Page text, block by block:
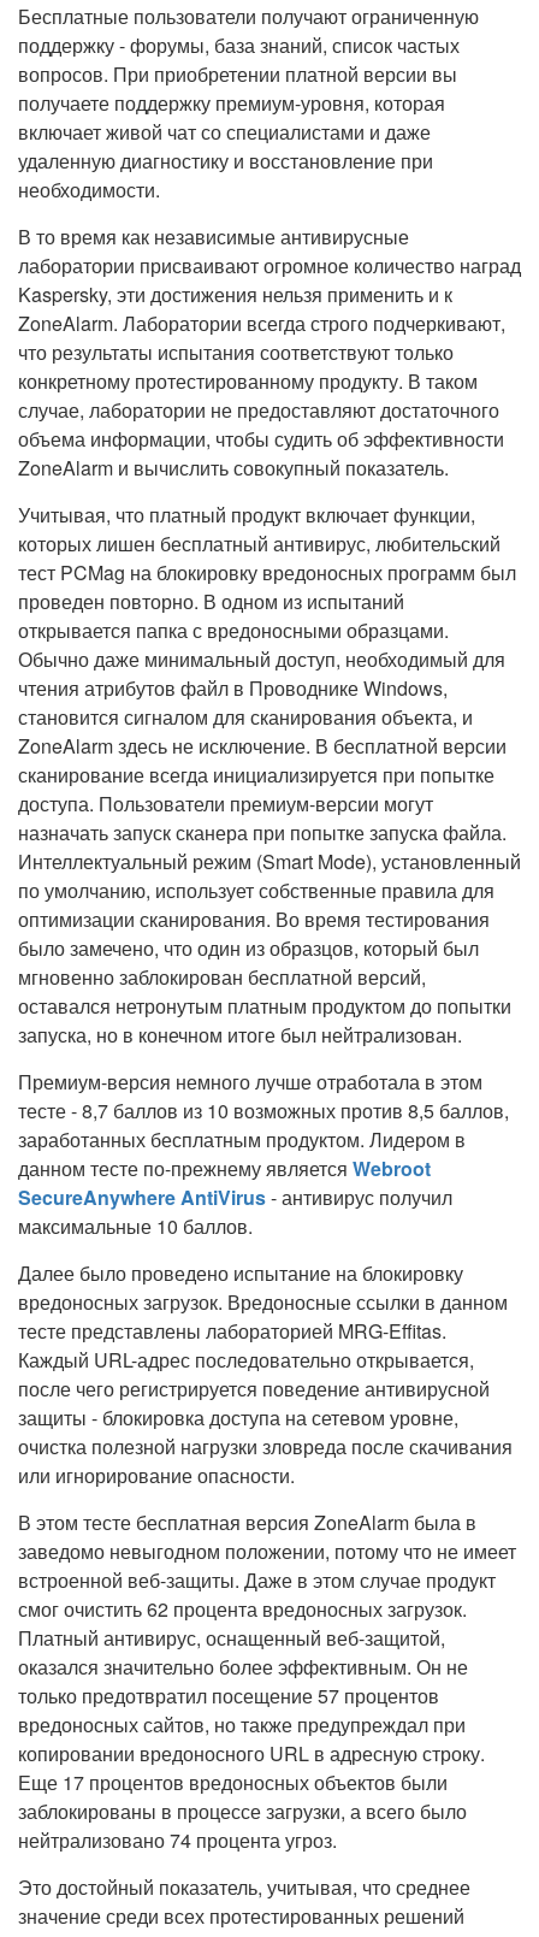
Бесплатные пользователи получают ограниченную
поддержку - форумы, база знаний, список частых
вопросов. При приобретении платной версии вы
получаете поддержку премиум-уровня, которая
включает живой чат со специалистами и даже
удаленную диагностику и восстановление при
необходимости.
В то время как независимые антивирусные
лаборатории присваивают огромное количество наград
Kaspersky, эти достижения нельзя применить и к
ZoneAlarm. Лаборатории всегда строго подчеркивают,
что результаты испытания соответствуют только
конкретному протестированному продукту. В таком
случае, лаборатории не предоставляют достаточного
объема информации, чтобы судить об эффективности
ZoneAlarm и вычислить совокупный показатель.
Учитывая, что платный продукт включает функции,
которых лишен бесплатный антивирус, любительский
тест PCMag на блокировку вредоносных программ был
проведен повторно. В одном из испытаний
открывается папка с вредоносными образцами.
Обычно даже минимальный доступ, необходимый для
чтения атрибутов файл в Проводнике Windows,
становится сигналом для сканирования объекта, и
ZoneAlarm здесь не исключение. В бесплатной версии
сканирование всегда инициализируется при попытке
доступа. Пользователи премиум-версии могут
назначать запуск сканера при попытке запуска файла.
Интеллектуальный режим (Smart Mode), установленный
по умолчанию, использует собственные правила для
оптимизации сканирования. Во время тестирования
было замечено, что один из образцов, который был
мгновенно заблокирован бесплатной версий,
оставался нетронутым платным продуктом до попытки
запуска, но в конечном итоге был нейтрализован.
Премиум-версия немного лучше отработала в этом
тесте - 8,7 баллов из 10 возможных против 8,5 баллов,
заработанных бесплатным продуктом. Лидером в
данном тесте по-прежнему является Webroot
SecureAnywhere AntiVirus- антивирус получил
максимальные 10 баллов.
Далее было проведено испытание на блокировку
вредоносных загрузок. Вредоносные ссылки в данном
тесте представлены лабораторией MRG-Effitas.
Каждый URL-адрес последовательно открывается,
после чего регистрируется поведение антивирусной
защиты - блокировка доступа на сетевом уровне,
очистка полезной нагрузки зловреда после скачивания
или игнорирование опасности.
В этом тесте бесплатная версия ZoneAlarm была в
заведомо невыгодном положении, потому что не имеет
встроенной веб-защиты. Даже в этом случае продукт
смог очистить 62 процента вредоносных загрузок.
Платный антивирус, оснащенный веб-защитой,
оказался значительно более эффективным. Он не
только предотвратил посещение 57 процентов
вредоносных сайтов, но также предупреждал при
копировании вредоносного URL в адресную строку.
Еще 17 процентов вредоносных объектов были
заблокированы в процессе загрузки, а всего было
нейтрализовано 74 процента угроз.
Это достойный показатель, учитывая, что среднее
значение среди всех протестированных решений